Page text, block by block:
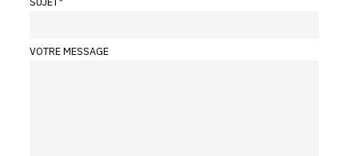
VOTRE MESSAGE